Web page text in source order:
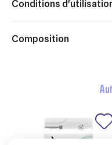
Conditions
Composition